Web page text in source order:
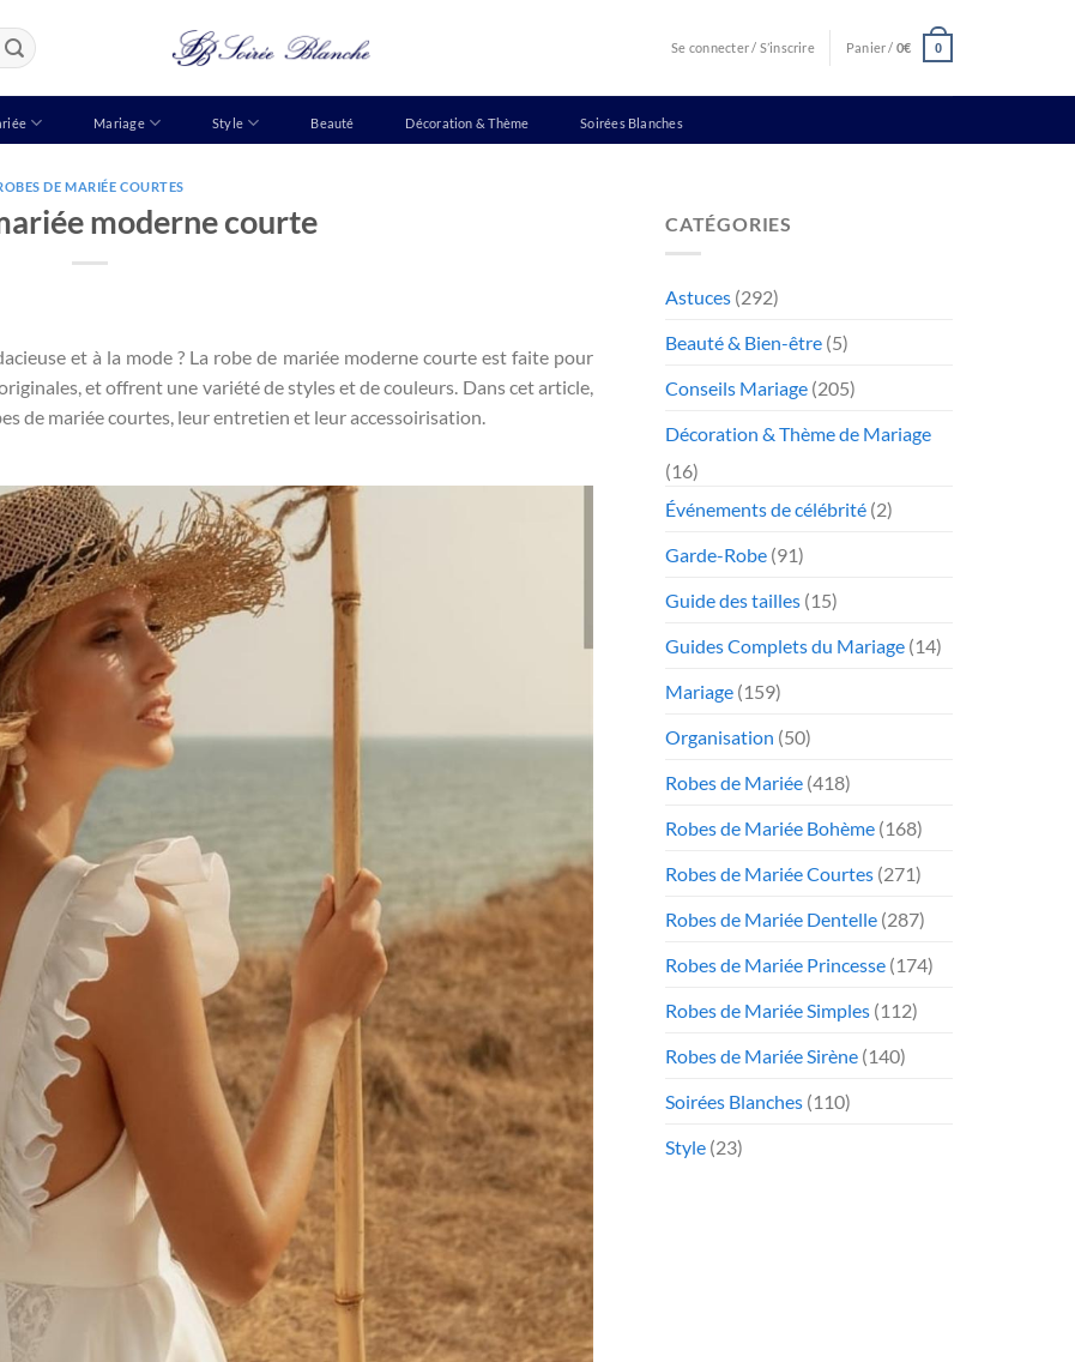
Se connecter / S’inscrire Panier / 0€ 0
Mariage Style Beauté Décoration & Thème Soirées Blanches
DE MARIÉE COURTES
moderne courte
et à la mode ? La robe de mariée moderne courte est faite pour
et offrent une variété de styles et de couleurs. Dans cet article,
de mariée courtes, leur entretien et leur accessoirisation.
CATÉGORIES
Astuces (292)
Beauté & Bien-être (5)
Conseils Mariage (205)
Décoration & Thème de Mariage
(16)
Événements de célébrité (2)
Garde-Robe (91)
Guide des tailles (15)
Guides Complets du Mariage (14)
Mariage (159)
Organisation (50)
Robes de Mariée (418)
Robes de Mariée Bohème (168)
Robes de Mariée Courtes (271)
Robes de Mariée Dentelle (287)
Robes de Mariée Princesse (174)
Robes de Mariée Simples (112)
Robes de Mariée Sirène (140)
Soirées Blanches (110)
Style (23)